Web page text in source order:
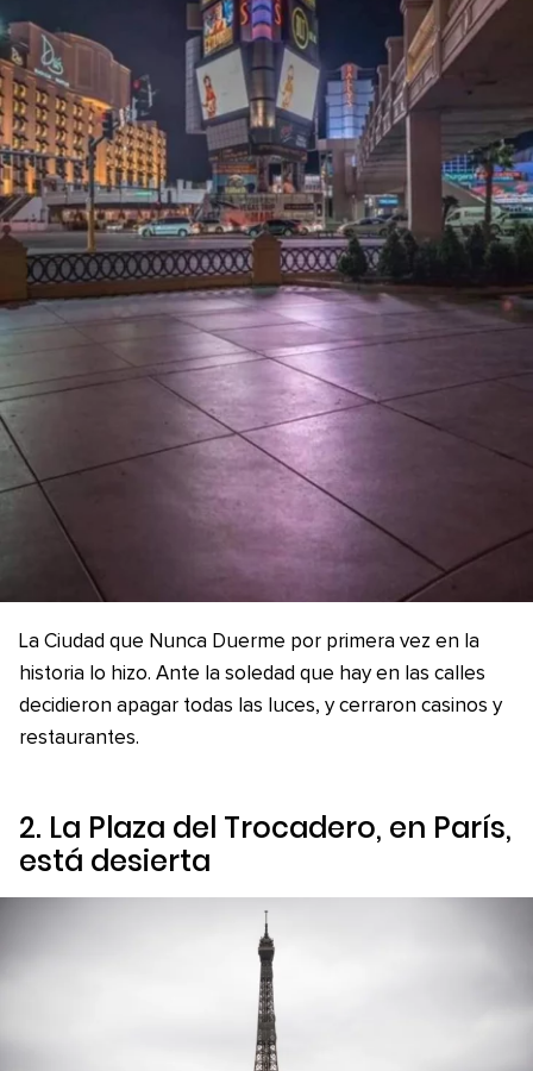
La Ciudad que Nunca Duerme por primera vez en la
historia lo hizo. Ante la soledad que hay en las calles
decidieron apagar todas las luces, y cerraron casinos y
restaurantes.
2. La Plaza del Trocadero, en París,
está desierta